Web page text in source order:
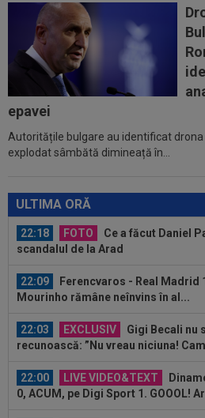
epavei
Autoritățile bulgare au identificat drona
explodat sâmbătă dimineață în...
ULTIMA ORĂ
0, ACUM, pe Digi Sport 1. GOOOL!
din...
21:54
VIDEO
Moment
Voluntari! Jucătorii de la echipa
Decizia luată de Barcelona,
Manchester City i-a refuzat prima
22:43 VIDEO
Scandal în pauza
FC Voluntari! Bogdan Bălănescu a
ACUM, DGS 3. Ianis Stoica e titular!
22:18 FOTO
Ce a făcut Daniel
scandalul de la Arad
22:09
Ferencvaros - Real Madrid
Mourinho rămâne neînvins în al...
22:03 EXCLUSIV
Gigi Becali nu
recunoască: ”Nu vreau niciuna!
22:00 LIVE VIDEO&TEXT
0, ACUM, pe Digi Sport 1. GOOOL!